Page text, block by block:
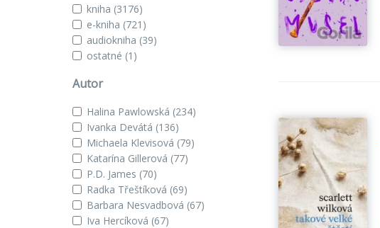
kniha (3176)
e-kniha (721)
audiokniha (39)
ostatné (1)
Autor
Halina Pawlowská (234)
Ivanka Devátá (136)
Michaela Klevisová (79)
Katarína Gillerová (77)
P.D. James (70)
Radka Třeštíková (69)
Barbara Nesvadbová (67)
Iva Hercíková (67)